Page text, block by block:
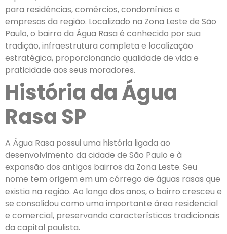
para residências, comércios, condomínios e
empresas da região. Localizado na Zona Leste de São
Paulo, o bairro da Água Rasa é conhecido por sua
tradição, infraestrutura completa e localização
estratégica, proporcionando qualidade de vida e
praticidade aos seus moradores.
História da Água
Rasa SP
A Água Rasa possui uma história ligada ao
desenvolvimento da cidade de São Paulo e à
expansão dos antigos bairros da Zona Leste. Seu
nome tem origem em um córrego de águas rasas que
existia na região. Ao longo dos anos, o bairro cresceu e
se consolidou como uma importante área residencial
e comercial, preservando características tradicionais
da capital paulista.